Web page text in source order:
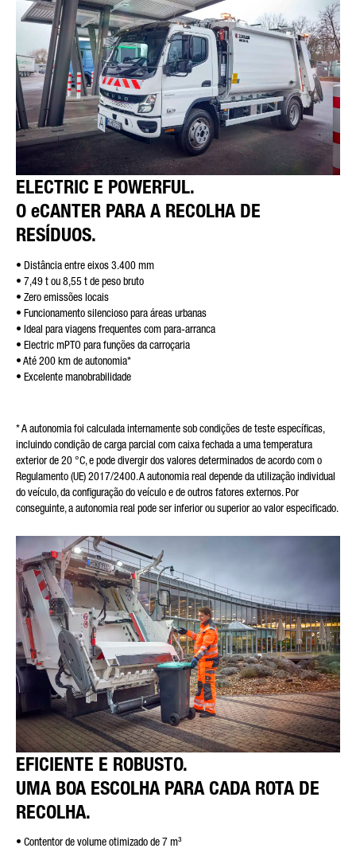
legais sobre protecção de dados, em conformidade com o seu
consentimento, apenas com a finalidade de processar a sua
consulta. Mais detalhes sobre o processamento dos seus
dados pessoais pela Daimler Truck AG, bem como
informações detalhadas sobre os seus direitos, podem ser
encontrados online nas informações sobre protecção de
dados.
ELECTRIC E POWERFUL.
O eCANTER PARA A RECOLHA DE
RESÍDUOS.
• Distância entre eixos 3.400 mm
• 7,49 t ou 8,55 t de peso bruto
• Zero emissões locais
• Funcionamento silencioso para áreas urbanas
• Ideal para viagens frequentes com para-arranca
• Electric mPTO para funções da carroçaria
• Até 200 km de autonomia*
• Excelente manobrabilidade
* A autonomia foi calculada internamente sob condições de teste específicas,
incluindo condição de carga parcial com caixa fechada a uma temperatura
exterior de 20 °C, e pode divergir dos valores determinados de acordo com o
Regulamento (UE) 2017/2400. A autonomia real depende da utilização individual
do veículo, da configuração do veículo e de outros fatores externos. Por
conseguinte, a autonomia real pode ser inferior ou superior ao valor especificado.
EFICIENTE E ROBUSTO.
UMA BOA ESCOLHA PARA CADA ROTA DE
RECOLHA.
• Contentor de volume otimizado de 7 m³